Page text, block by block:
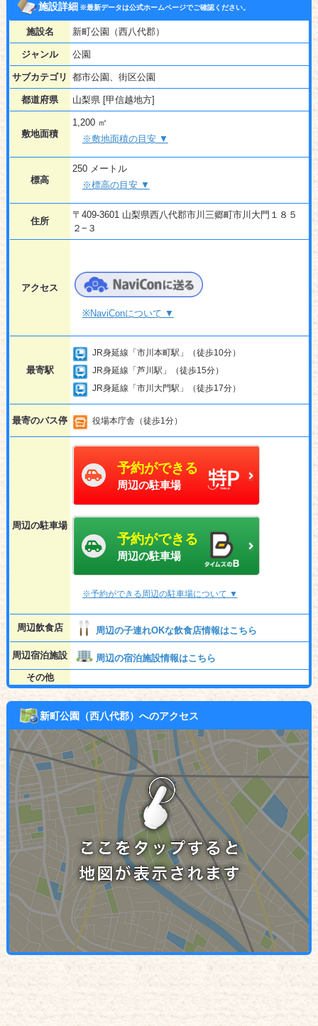
施設詳細※最新データは公式ホームページでご確認ください。
施設名 新町公園（西八代郡）
ジャンル 公園
サブカテゴリ 都市公園、街区公園
都道府県 山梨県 [甲信越地方]
敷地面積
1,200 ㎡
※敷地面積の目安 ▼
標高
250 メートル
※標高の目安 ▼
住所
〒409-3601 山梨県西八代郡市川三郷町市川大門１８５
２−３
アクセス
※NaviConについて ▼
最寄駅
JR身延線「市川本町駅」（徒歩10分）
JR身延線「芦川駅」（徒歩15分）
JR身延線「市川大門駅」（徒歩17分）
最寄のバス停 役場本庁舎（徒歩1分）
周辺の駐車場
予約ができる
周辺の駐車場
予約ができる
周辺の駐車場
※予約ができる周辺の駐車場について ▼
周辺飲食店 周辺の子連れOKな飲食店情報はこちら
周辺宿泊施設
周辺の宿泊施設情報はこちら
その他
新町公園（西八代郡）へのアクセス